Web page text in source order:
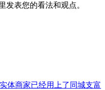
表您的看法和观点。
体商家已经用上了同城支富